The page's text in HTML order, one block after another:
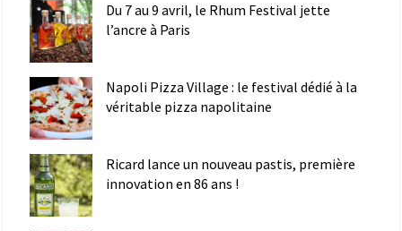
Du 7 au 9 avril, le Rhum Festival jette
l’ancre à Paris
Napoli Pizza Village : le festival dédié à la
véritable pizza napolitaine
Ricard lance un nouveau pastis, première
innovation en 86 ans !